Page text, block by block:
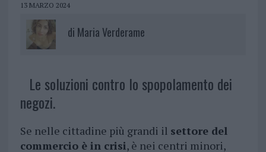
13 MARZO 2024
di Maria Verderame
Le soluzioni contro lo spopolamento dei
negozi.
Se nelle cittadine più grandi il settore del
commercio è in crisi, è nei centri minori,